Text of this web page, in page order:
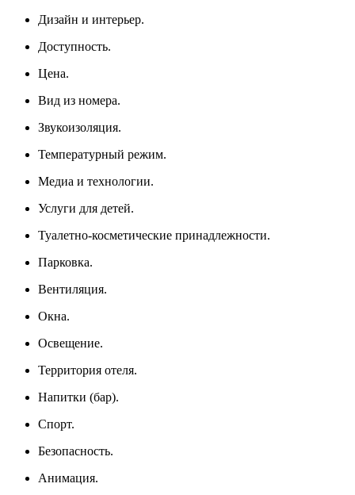
Дизайн и интерьер.
Доступность.
Цена.
Вид из номера.
Звукоизоляция.
Температурный режим.
Медиа и технологии.
Услуги для детей.
Туалетно-косметические принадлежности.
Парковка.
Вентиляция.
Окна.
Освещение.
Территория отеля.
Напитки (бар).
Спорт.
Безопасность.
Анимация.